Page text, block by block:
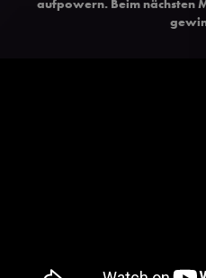
aufpowern. Beim nächsten